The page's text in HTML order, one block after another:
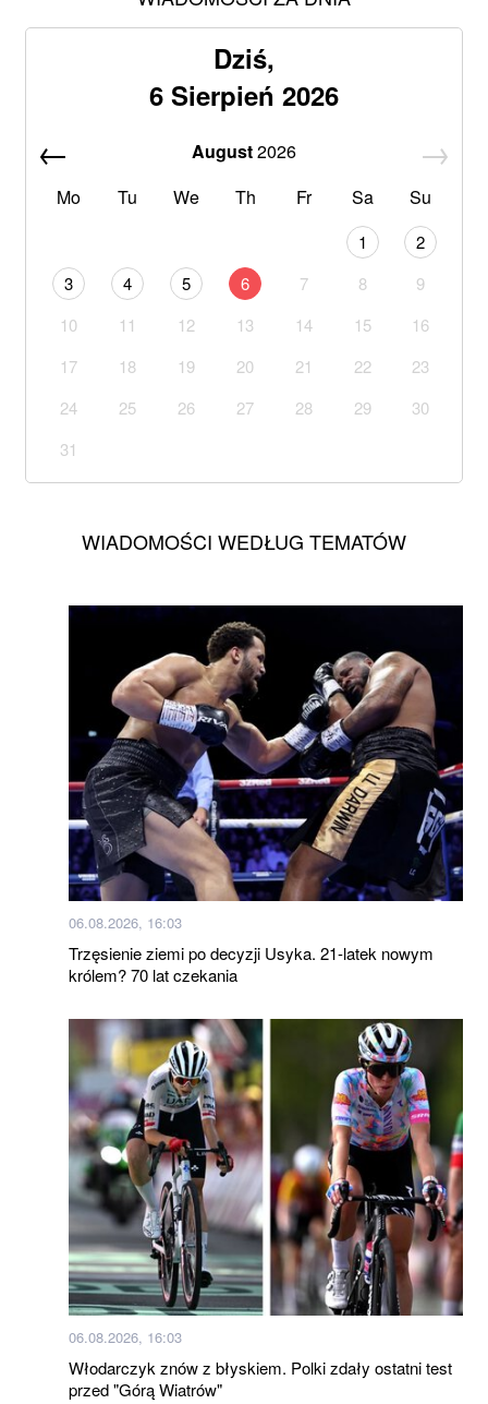
Dziś,
6 Sierpień 2026
August2026
Mo
Tu We Th Fr Sa Su
1
2
3
4 5 6 7 8
9
10
11 12 13 14 15
16
17
18 19 20 21 22
23
24
25 26 27 28 29
30
31
WIADOMOŚCI WEDŁUG TEMATÓW
06.08.2026, 16:03
Trzęsienie ziemi po decyzji Usyka. 21-latek nowym
królem? 70 lat czekania
06.08.2026, 16:03
Włodarczyk znów z błyskiem. Polki zdały ostatni test
przed "Górą Wiatrów"